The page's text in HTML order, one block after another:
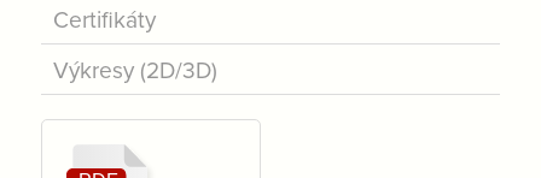
Certifikáty
Výkresy (2D/3D)